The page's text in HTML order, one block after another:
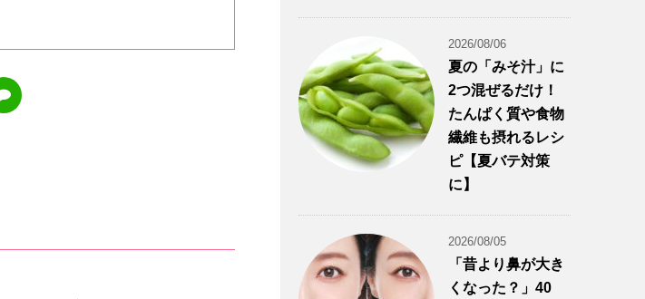
2026/08/06
夏の「みそ汁」に
2つ混ぜるだけ！
たんぱく質や食物
繊維も摂れるレシ
ピ【夏バテ対策
に】
2026/08/05
「昔より鼻が大き
くなった？」40